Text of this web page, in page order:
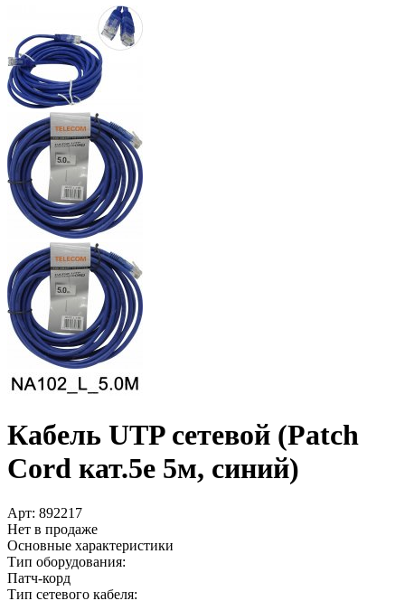
Кабель UTP сетевой (Patch
Cord кат.5е 5м, синий)
Арт: 892217
Нет в продаже
Основные характеристики
Тип оборудования:
Патч-корд
Тип сетевого кабеля: